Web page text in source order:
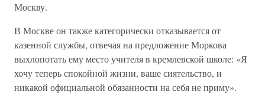
Москву.
В Москве он также категорически отказывается от
казенной службы, отвечая на предложение Моркова
выхлопотать ему место учителя в кремлевской школе: «Я
хочу теперь спокойной жизни, ваше сиятельство, и
никакой официальной обязанности на себя не приму».